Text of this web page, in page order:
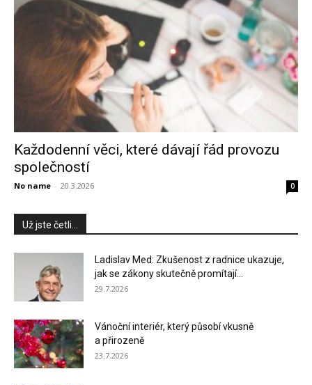
Každodenní věci, které dávají řád provozu
společností
No name - 20.3.2026 0
Už jste četli...
Ladislav Med: Zkušenost z radnice ukazuje,
jak se zákony skutečně promítají...
29.7.2026
Vánoční interiér, který působí vkusně
a přirozeně
23.7.2026